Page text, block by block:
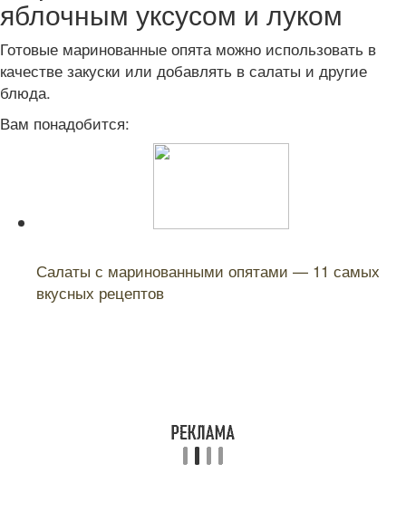
яблочным уксусом и луком
Готовые маринованные опята можно использовать в
качестве закуски или добавлять в салаты и другие
блюда.
Вам понадобится:
Салаты с маринованными опятами — 11 самых
вкусных рецептов